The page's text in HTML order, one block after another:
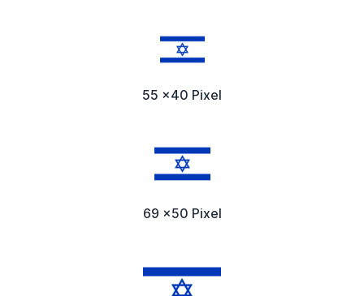
55 x40 Pixel
69 x50 Pixel